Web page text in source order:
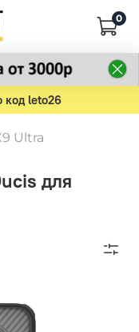
0
код leto26
Ultra
для